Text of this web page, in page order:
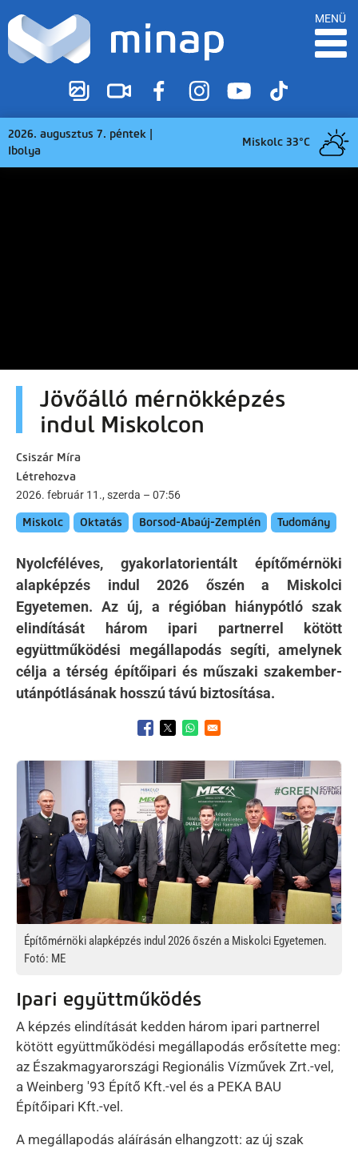
MENÜ
2026. augusztus 7. péntek |
Ibolya
Miskolc 33°C
Jövőálló mérnökképzés
indul Miskolcon
Csiszár Míra
Létrehozva
2026. február 11., szerda – 07:56
Miskolc Oktatás Borsod-Abaúj-Zemplén Tudomány
Nyolcféléves, gyakorlatorientált építőmérnöki
alapképzés indul 2026 őszén a Miskolci
Egyetemen. Az új, a régióban hiánypótló szak
elindítását három ipari partnerrel kötött
együttműködési megállapodás segíti, amelynek
célja a térség építőipari és műszaki szakember-
utánpótlásának hosszú távú biztosítása.
Opens in a new window
Opens in a new window
Opens in a new window
Kép
Építőmérnöki alapképzés indul 2026 őszén a Miskolci Egyetemen.
Fotó: ME
Ipari együttműködés
A képzés elindítását kedden három ipari partnerrel
kötött együttműködési megállapodás erősítette meg:
az Északmagyarországi Regionális Vízművek Zrt.-vel,
a Weinberg '93 Építő Kft.-vel és a PEKA BAU
Építőipari Kft.-vel.
A megállapodás aláírásán elhangzott: az új szak